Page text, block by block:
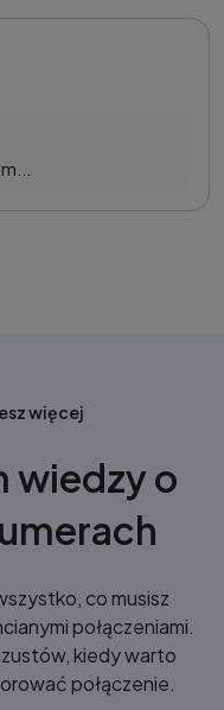
więcej
wiedzy o
co musisz
połączeniami.
kiedy warto
połączenie.